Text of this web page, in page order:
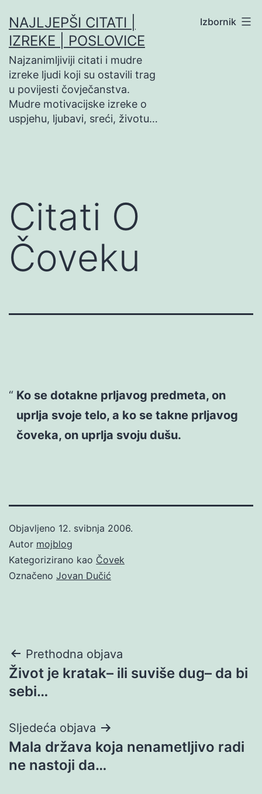
na
sadržaj
NAJLJEPŠI CITATI |
IZREKE | POSLOVICE
Najzanimljiviji citati i mudre
izreke ljudi koji su ostavili trag
u povijesti čovječanstva.
Mudre motivacijske izreke o
uspjehu, ljubavi, sreći, životu…
Izbornik
Citati O
Čoveku
Ko se dotakne prljavog predmeta, on
uprlja svoje telo, a ko se takne prljavog
čoveka, on uprlja svoju dušu.
Objavljeno 12. svibnja 2006.
Autor mojblog
Kategorizirano kao Čovek
Označeno Jovan Dučić
Navigacija
objava
Prethodna objava
Život je kratak– ili suviše dug– da bi
sebi…
Sljedeća objava
Mala država koja nenametljivo radi
ne nastoji da…